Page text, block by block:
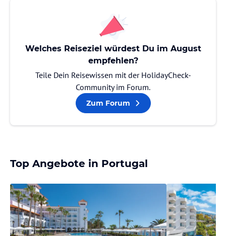
Welches Reiseziel würdest Du im August
empfehlen?
Teile Dein Reisewissen mit der HolidayCheck-
Community im Forum.
Zum Forum
Top Angebote in Portugal